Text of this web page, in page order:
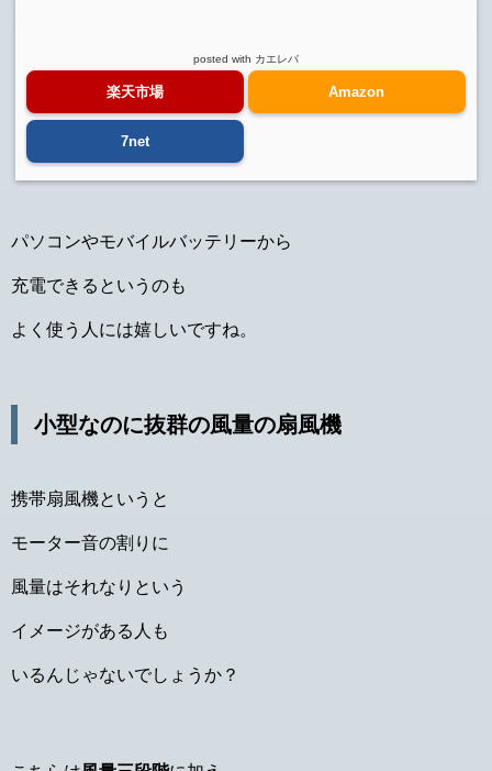
posted with カエレバ
楽天市場 Amazon
7net
パソコンやモバイルバッテリーから
充電できるというのも
よく使う人には嬉しいですね。
小型なのに抜群の風量の扇風機
携帯扇風機というと
モーター音の割りに
風量はそれなりという
イメージがある人も
いるんじゃないでしょうか？